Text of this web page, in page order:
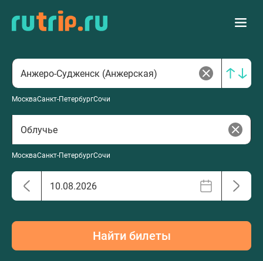
МоскваСанкт-ПетербургСочи
МоскваСанкт-ПетербургСочи
Найти билеты